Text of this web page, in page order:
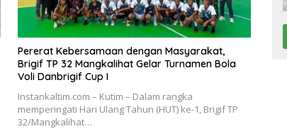
Pererat Kebersamaan dengan Masyarakat,
Brigif TP 32 Mangkalihat Gelar Turnamen Bola
Voli Danbrigif Cup I
Instankaltim.com – Kutim – Dalam rangka
memperingati Hari Ulang Tahun (HUT) ke-1, Brigif TP
32/Mangkalihat…